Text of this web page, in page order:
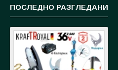
ПОСЛЕДНО РАЗГЛЕДАНИ